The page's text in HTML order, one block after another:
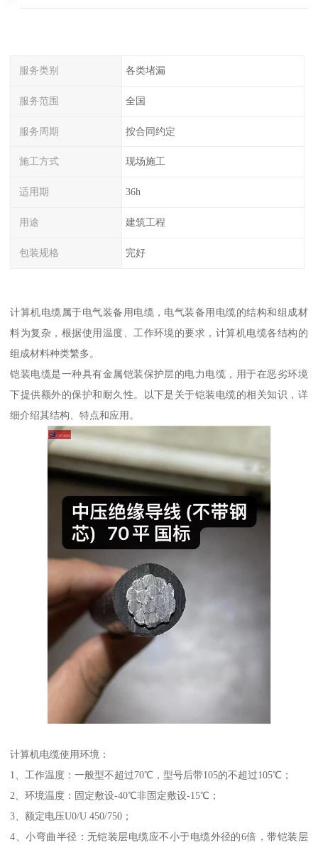
服务类别 各类堵漏
服务范围 全国
服务周期 按合同约定
施工方式 现场施工
适用期 36h
用途 建筑工程
包装规格 完好
计算机电缆属于电气装备用电缆，电气装备用电缆的结构和组成材
料为复杂，根据使用温度、工作环境的要求，计算机电缆各结构的
组成材料种类繁多。
铠装电缆是一种具有金属铠装保护层的电力电缆，用于在恶劣环境
下提供额外的保护和耐久性。以下是关于铠装电缆的相关知识，详
细介绍其结构、特点和应用。
计算机电缆使用环境：
1、工作温度：一般型不超过70℃，型号后带105的不超过105℃；
2、环境温度：固定敷设-40℃非固定敷设-15℃；
3、额定电压U0/U 450/750；
4、小弯曲半径：无铠装层电缆应不小于电缆外径的6倍，带铠装层